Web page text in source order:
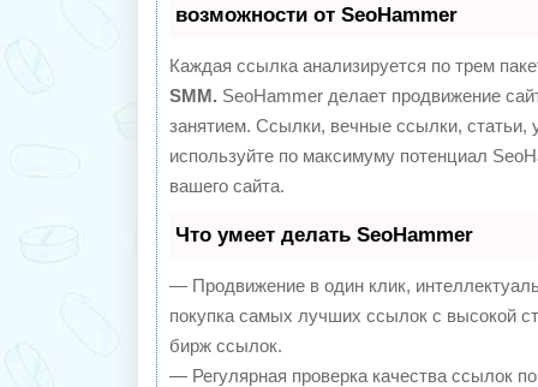
возможности от SeoHammer
Каждая ссылка анализируется по трем
SMM. SeoHammer делает продвижение
занятием. Ссылки, вечные ссылки, статьи,
используйте по максимуму потенциал
вашего сайта.
Что умеет делать SeoHammer
— Продвижение в один клик,
покупка самых лучших ссылок с высокой
бирж ссылок.
— Регулярная проверка качества ссылок